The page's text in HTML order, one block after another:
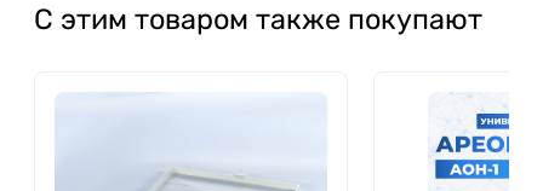
С этим товаром также покупают